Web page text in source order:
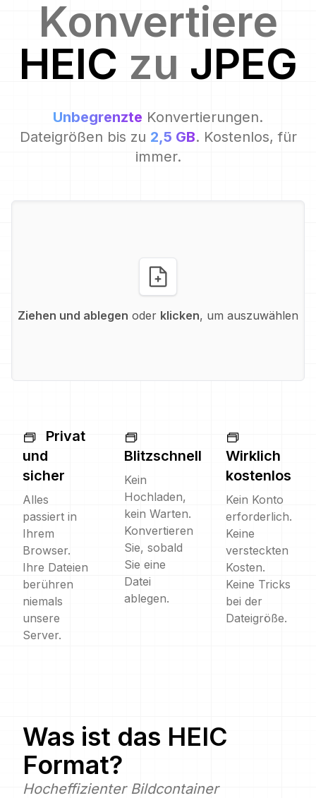
Konvertiere
HEIC zu JPEG
Unbegrenzte Konvertierungen.
Dateigrößen bis zu 2,5 GB. Kostenlos, für
immer.
Ziehen und ablegen oder klicken, um auszuwählen
Privat
und
sicher
Alles
passiert in
Ihrem
Browser.
Ihre Dateien
berühren
niemals
unsere
Server.
Blitzschnell
Kein
Hochladen,
kein Warten.
Konvertieren
Sie, sobald
Sie eine
Datei
ablegen.
Wirklich
kostenlos
Kein Konto
erforderlich.
Keine
versteckten
Kosten.
Keine Tricks
bei der
Dateigröße.
Was ist das HEIC
Format?
Hocheffizienter Bildcontainer